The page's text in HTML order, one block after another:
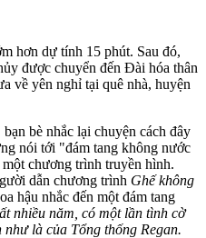
hơn dự tính 15 phút. Sau đó,
được chuyển đến Đài hóa thân
về yên nghỉ tại quê nhà, huyện
bè nhắc lại chuyện cách đây
nói tới "đám tang không nước
chương trình truyền hình.
dẫn chương trình Ghế không
hậu nhắc đến một đám tang
nhiều năm, có một lần tình cờ
là của Tổng thống Regan.